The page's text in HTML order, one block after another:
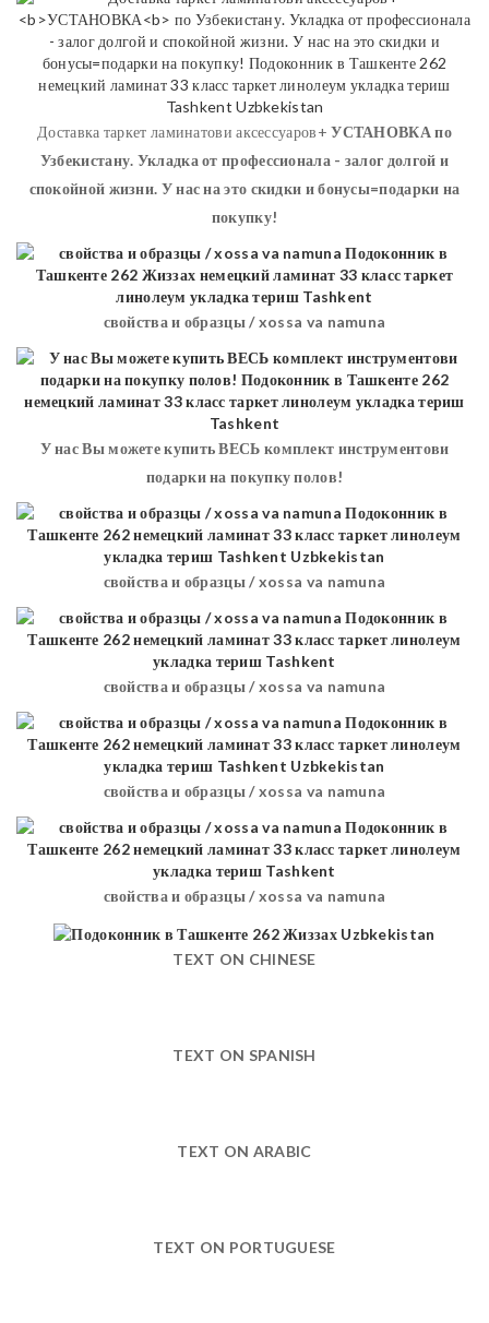
Доставка таркет ламинатови аксессуаров+УСТАНОВКАпо
Узбекистану. Укладка от профессионала - залог долгой и
спокойной жизни. У нас на это скидки и бонусы=подарки на
покупку!
свойства и образцы / xossa va namuna
У нас Вы можете купить ВЕСЬ комплект инструментови
подарки на покупку полов!
свойства и образцы / xossa va namuna
свойства и образцы / xossa va namuna
свойства и образцы / xossa va namuna
свойства и образцы / xossa va namuna
TEXT ON CHINESE
TEXT ON SPANISH
TEXT ON ARABIC
TEXT ON PORTUGUESE